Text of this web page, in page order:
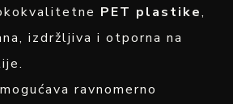
PET plastike,
izdržljiva i otporna na
ravnomerno